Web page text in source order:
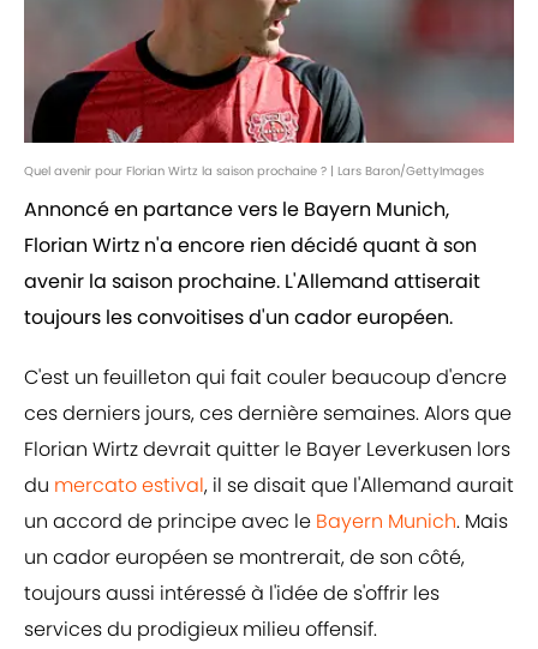
Quel avenir pour Florian Wirtz la saison prochaine ? | Lars Baron/GettyImages
Annoncé en partance vers le Bayern Munich,
Florian Wirtz n'a encore rien décidé quant à son
avenir la saison prochaine. L'Allemand attiserait
toujours les convoitises d'un cador européen.
C'est un feuilleton qui fait couler beaucoup d'encre
ces derniers jours, ces dernière semaines. Alors que
Florian Wirtz devrait quitter le Bayer Leverkusen lors
du mercato estival, il se disait que l'Allemand aurait
un accord de principe avec le Bayern Munich. Mais
un cador européen se montrerait, de son côté,
toujours aussi intéressé à l'idée de s'offrir les
services du prodigieux milieu offensif.